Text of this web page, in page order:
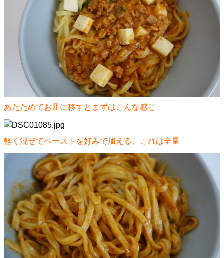
あたためてお皿に移すとまずはこんな感じ
軽く混ぜてペーストを好みで加える、これは全量